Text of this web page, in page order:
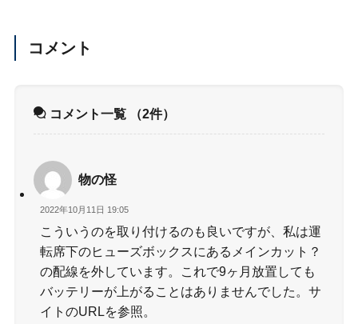
コメント
コメント一覧 （2件）
物の怪
2022年10月11日 19:05
こういうのを取り付けるのも良いですが、私は運
転席下のヒューズボックスにあるメインカット？
の配線を外しています。これで9ヶ月放置しても
バッテリーが上がることはありませんでした。サ
イトのURLを参照。